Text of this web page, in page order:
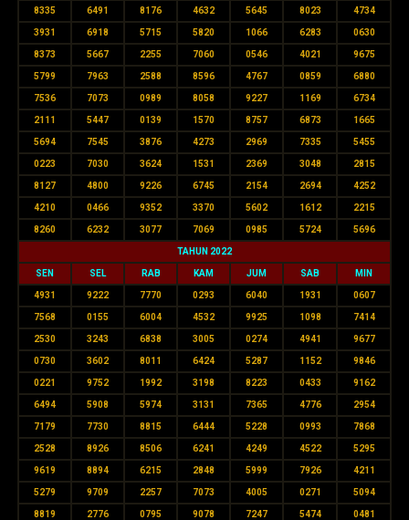
8335 6491 8176 4632 5645 8023 4734
3931 6918 5715 5820 1066 6283 0630
8373 5667 2255 7060 0546 4021 9675
5799 7963 2588 8596 4767 0859 6880
7536 7073 0989 8058 9227 1169 6734
2111 5447 0139 1570 8757 6873 1665
5694 7545 3876 4273 2969 7335 5455
0223 7030 3624 1531 2369 3048 2815
8127 4800 9226 6745 2154 2694 4252
4210 0466 9352 3370 5602 1612 2215
8260 6232 3077 7069 0985 5724 5696
TAHUN 2022
SEN SEL RAB KAM JUM SAB MIN
4931 9222 7770 0293 6040 1931 0607
7568 0155 6004 4532 9925 1098 7414
2530 3243 6838 3005 0274 4941 9677
0730 3602 8011 6424 5287 1152 9846
0221 9752 1992 3198 8223 0433 9162
6494 5908 5974 3131 7365 4776 2954
7179 7730 8815 6444 5228 0993 7868
2528 8926 8506 6241 4249 4522 5295
9619 8894 6215 2848 5999 7926 4211
5279 9709 2257 7073 4005 0271 5094
8819 2776 0795 9078 7247 5474 0481